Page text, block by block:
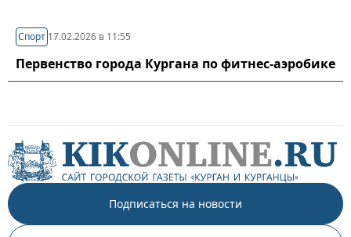
Спорт 17.02.2026 в 11:55
Первенство города Кургана по фитнес-аэробике
Подписаться на новости